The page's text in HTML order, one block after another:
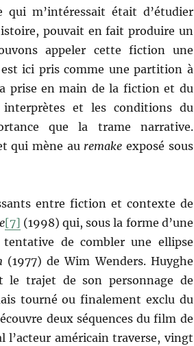
m’intéressait était d’étudier
pouvait en fait produire un
appeler cette fiction une
ici pris comme une partition à
prise en main de la fiction et du
et les conditions du
que la trame narrative.
qui mène au remake exposé sous
entre fiction et contexte de
[7] (1998) qui, sous la forme d’une
de combler une ellipse
(1977) de Wim Wenders. Huyghe
le trajet de son personnage de
tourné ou finalement exclu du
deux séquences du film de
l’acteur américain traverse, vingt